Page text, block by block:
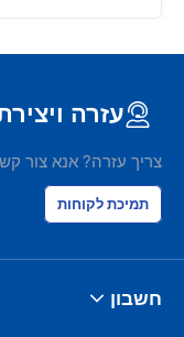
עזרה
צריך עזרה? אנא צור
תמיכת לקוחות
חשבון